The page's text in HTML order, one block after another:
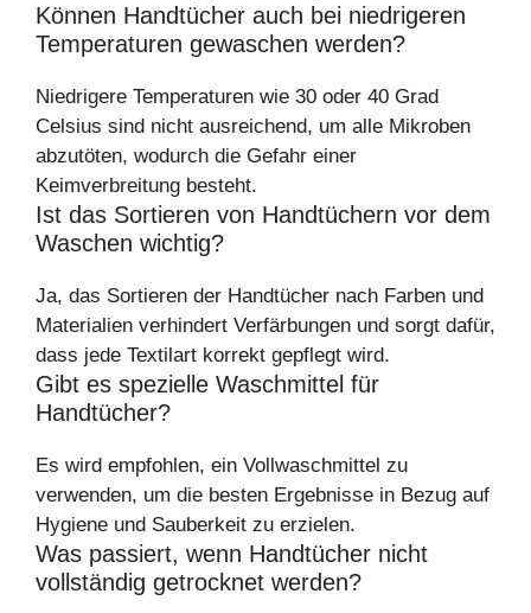
Können Handtücher auch bei niedrigeren
Temperaturen gewaschen werden?
Niedrigere Temperaturen wie 30 oder 40 Grad
Celsius sind nicht ausreichend, um alle Mikroben
abzutöten, wodurch die Gefahr einer
Keimverbreitung besteht.
Ist das Sortieren von Handtüchern vor dem
Waschen wichtig?
Ja, das Sortieren der Handtücher nach Farben und
Materialien verhindert Verfärbungen und sorgt dafür,
dass jede Textilart korrekt gepflegt wird.
Gibt es spezielle Waschmittel für
Handtücher?
Es wird empfohlen, ein Vollwaschmittel zu
verwenden, um die besten Ergebnisse in Bezug auf
Hygiene und Sauberkeit zu erzielen.
Was passiert, wenn Handtücher nicht
vollständig getrocknet werden?